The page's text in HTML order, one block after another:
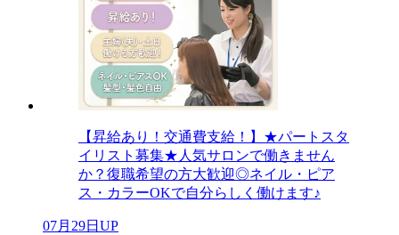
【昇給あり！交通費支給！】★パートスタ
イリスト募集★人気サロンで働きません
か？復職希望の方大歓迎◎ネイル・ピア
ス・カラーOKで自分らしく働けます♪
07月29日UP